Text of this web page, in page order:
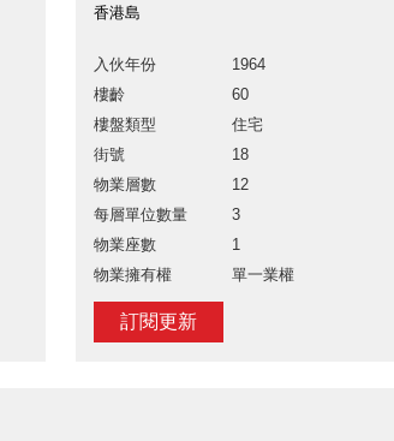
香港島
入伙年份
1964
樓齡
60
樓盤類型
住宅
街號
18
物業層數
12
每層單位數量
3
物業座數
1
物業擁有權
單一業權
訂閱更新